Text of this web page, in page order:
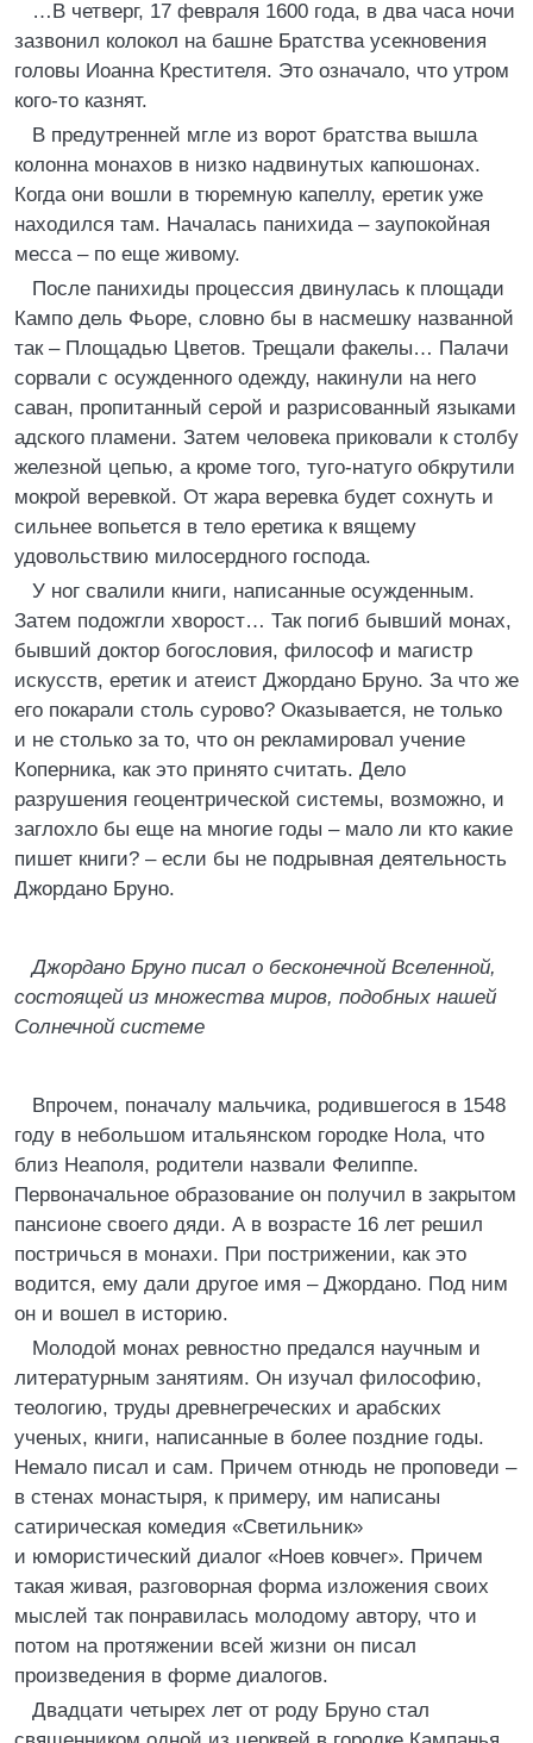
…В четверг, 17 февраля 1600 года, в два часа ночи
зазвонил колокол на башне Братства усекновения
головы Иоанна Крестителя. Это означало, что утром
кого-то казнят.
В предутренней мгле из ворот братства вышла
колонна монахов в низко надвинутых капюшонах.
Когда они вошли в тюремную капеллу, еретик уже
находился там. Началась панихида – заупокойная
месса – по еще живому.
После панихиды процессия двинулась к площади
Кампо дель Фьоре, словно бы в насмешку названной
так – Площадью Цветов. Трещали факелы… Палачи
сорвали с осужденного одежду, накинули на него
саван, пропитанный серой и разрисованный языками
адского пламени. Затем человека приковали к столбу
железной цепью, а кроме того, туго-натуго обкрутили
мокрой веревкой. От жара веревка будет сохнуть и
сильнее вопьется в тело еретика к вящему
удовольствию милосердного господа.
У ног свалили книги, написанные осужденным.
Затем подожгли хворост… Так погиб бывший монах,
бывший доктор богословия, философ и магистр
искусств, еретик и атеист Джордано Бруно. За что же
его покарали столь сурово? Оказывается, не только
и не столько за то, что он рекламировал учение
Коперника, как это принято считать. Дело
разрушения геоцентрической системы, возможно, и
заглохло бы еще на многие годы – мало ли кто какие
пишет книги? – если бы не подрывная деятельность
Джордано Бруно.
Джордано Бруно писал о бесконечной Вселенной,
состоящей из множества миров, подобных нашей
Солнечной системе
Впрочем, поначалу мальчика, родившегося в 1548
году в небольшом итальянском городке Нола, что
близ Неаполя, родители назвали Фелиппе.
Первоначальное образование он получил в закрытом
пансионе своего дяди. А в возрасте 16 лет решил
постричься в монахи. При пострижении, как это
водится, ему дали другое имя – Джордано. Под ним
он и вошел в историю.
Молодой монах ревностно предался научным и
литературным занятиям. Он изучал философию,
теологию, труды древнегреческих и арабских
ученых, книги, написанные в более поздние годы.
Немало писал и сам. Причем отнюдь не проповеди –
в стенах монастыря, к примеру, им написаны
сатирическая комедия «Светильник»
и юмористический диалог «Ноев ковчег». Причем
такая живая, разговорная форма изложения своих
мыслей так понравилась молодому автору, что и
потом на протяжении всей жизни он писал
произведения в форме диалогов.
Двадцати четырех лет от роду Бруно стал